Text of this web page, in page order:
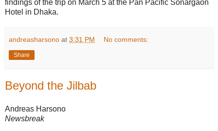
findings of the trip on March 5 at the Pan Pacific Sonargaon
Hotel in Dhaka.
andreasharsono at 3:31 PM No comments:
Share
Beyond the Jilbab
Andreas Harsono
Newsbreak